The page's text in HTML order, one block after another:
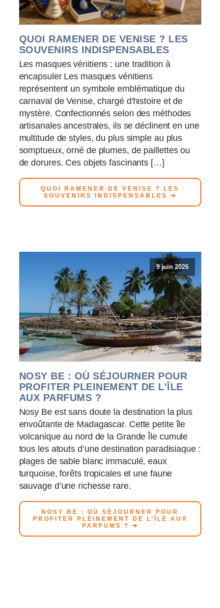
QUOI RAMENER DE VENISE ? LES
SOUVENIRS INDISPENSABLES
Les masques vénitiens : une tradition à
encapsuler Les masques vénitiens
représentent un symbole emblématique du
carnaval de Venise, chargé d'histoire et de
mystère. Confectionnés selon des méthodes
artisanales ancestrales, ils se déclinent en une
multitude de styles, du plus simple au plus
somptueux, orné de plumes, de paillettes ou
de dorures. Ces objets fascinants […]
QUOI RAMENER DE VENISE ? LES
SOUVENIRS INDISPENSABLES ➔
9 juin 2026
NOSY BE : OÙ SÉJOURNER POUR
PROFITER PLEINEMENT DE L’ÎLE
AUX PARFUMS ?
Nosy Be est sans doute la destination la plus
envoûtante de Madagascar. Cette petite île
volcanique au nord de la Grande Île cumule
tous les atouts d’une destination paradisiaque :
plages de sable blanc immaculé, eaux
turquoise, forêts tropicales et une faune
sauvage d’une richesse rare.
NOSY BE : OÙ SÉJOURNER POUR
PROFITER PLEINEMENT DE L’ÎLE AUX
PARFUMS ? ➔